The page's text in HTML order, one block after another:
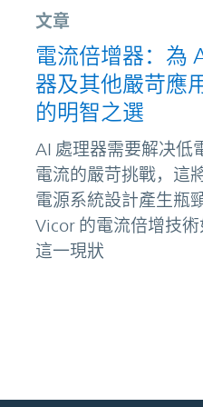
文章
電流倍增器：為
器及其他嚴苛應
的明智之選
AI 處理器需要解决低
電流的嚴苛挑戰，這
電源系統設計產生瓶
Vicor 的電流倍增技
這一現狀